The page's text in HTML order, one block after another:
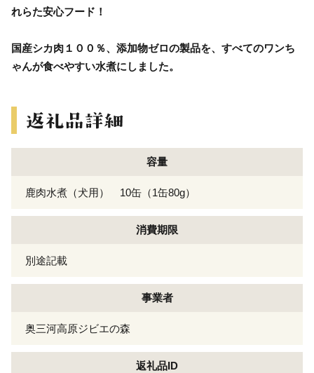
れらた安心フード！
国産シカ肉１００％、添加物ゼロの製品を、すべてのワンち
ゃんが食べやすい水煮にしました。
容量
鹿肉水煮（犬用） 10缶（1缶80g）
消費期限
別途記載
事業者
奥三河高原ジビエの森
返礼品ID